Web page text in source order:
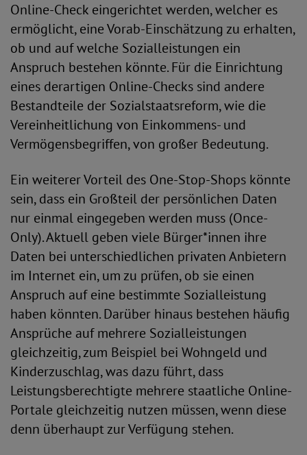
Online-Check eingerichtet werden, welcher es
ermöglicht, eine Vorab-Einschätzung zu erhalten,
ob und auf welche Sozialleistungen ein
Anspruch bestehen könnte. Für die Einrichtung
eines derartigen Online-Checks sind andere
Bestandteile der Sozialstaatsreform, wie die
Vereinheitlichung von Einkommens- und
Vermögensbegriffen, von großer Bedeutung.
Ein weiterer Vorteil des One-Stop-Shops könnte
sein, dass ein Großteil der persönlichen Daten
nur einmal eingegeben werden muss (Once-
Only). Aktuell geben viele Bürger*innen ihre
Daten bei unterschiedlichen privaten Anbietern
im Internet ein, um zu prüfen, ob sie einen
Anspruch auf eine bestimmte Sozialleistung
haben könnten. Darüber hinaus bestehen häufig
Ansprüche auf mehrere Sozialleistungen
gleichzeitig, zum Beispiel bei Wohngeld und
Kinderzuschlag, was dazu führt, dass
Leistungsberechtigte mehrere staatliche Online-
Portale gleichzeitig nutzen müssen, wenn diese
denn überhaupt zur Verfügung stehen.